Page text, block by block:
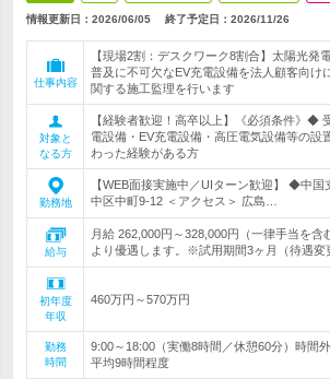
情報更新日：2026/06/05 終了予定日： 2026/11/26
仕事内容
【現場2割：デスクワーク8割合】太陽光発
普及に不可欠なEV充電設備を法人顧客向け
関する施工監理を行います
対象と
なる方
【経験者歓迎！高卒以上】《必須条件》◆
電設備・EV充電設備・高圧電気設備等の設
わった経験がある方
勤務地
【WEB面接実施中／UIターン歓迎】 ◆中国
中区中町9-12 ＜アクセス＞ 広島…
給与
月給 262,000円～328,000円（一律手当を
より優遇します。※試用期間3ヶ月（待遇変
初年度
年収
460万円～570万円
勤務
時間
9:00～18:00（実働8時間／休憩60分）時間
平均9時間程度